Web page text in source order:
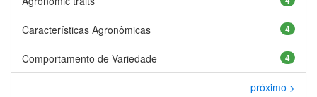
4
Características Agronômicas
4
Comportamento de Variedade
próximo >